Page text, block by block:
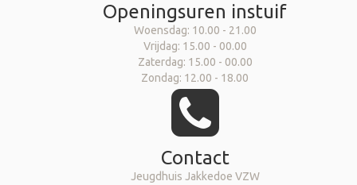
Openingsuren instuif
Woensdag: 10.00 - 21.00
Vrijdag: 15.00 - 00.00
Zaterdag: 15.00 - 00.00
Zondag: 12.00 - 18.00
Contact
Jeugdhuis Jakkedoe VZW